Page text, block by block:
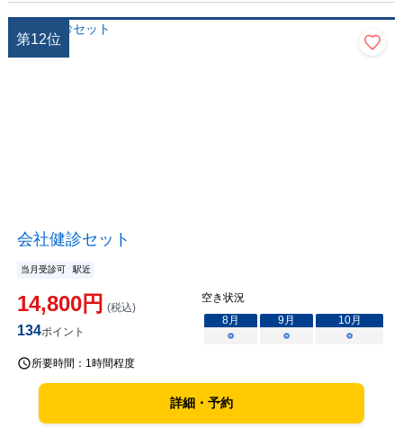
第12位
会社健診セット
当月受診可 駅近
14,800円 (税込)
134ポイント
空き状況
8月 9月 10月
○
○ ○
所要時間： 1時間程度
詳細・予約